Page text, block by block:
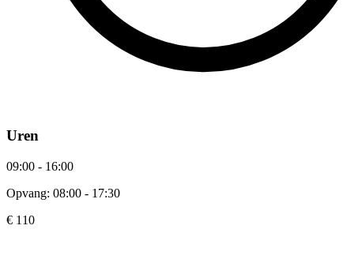
Uren
09:00 - 16:00
Opvang: 08:00 - 17:30
€ 110